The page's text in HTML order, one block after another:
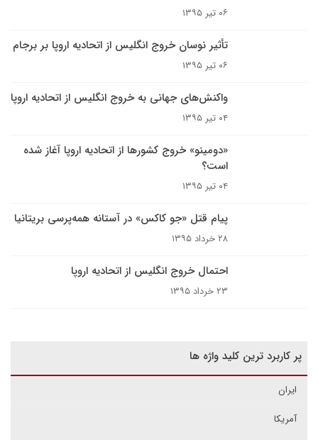
۰۶ تیر ۱۳۹۵
تأثیر نوسان خروج انگلیس از اتحادیه اروپا بر برجام
۰۶ تیر ۱۳۹۵
واکنش‌های جهانی به خروج انگلیس از اتحادیه اروپا
۰۴ تیر ۱۳۹۵
«دومینو» خروج کشورها از اتحادیه اروپا آغاز شده
است؟
۰۴ تیر ۱۳۹۵
پیام قتل «جو کاکس» در آستانه همه‌پرسی بریتانیا
۲۸ خرداد ۱۳۹۵
احتمال خروج انگلیس از اتحادیه اروپا
۲۳ خرداد ۱۳۹۵
پر کاربرد ترین کلید واژه ها
ایران
آمریکا